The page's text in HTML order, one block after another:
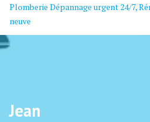
Plomberie Dépannage urgent 24/7,
neuve
Jean